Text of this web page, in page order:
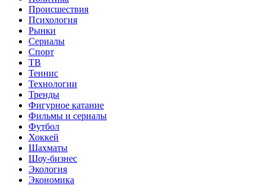
Происшествия
Психология
Рынки
Сериалы
Спорт
ТВ
Теннис
Технологии
Тренды
Фигурное катание
Фильмы и сериалы
Футбол
Хоккей
Шахматы
Шоу-бизнес
Экология
Экономика